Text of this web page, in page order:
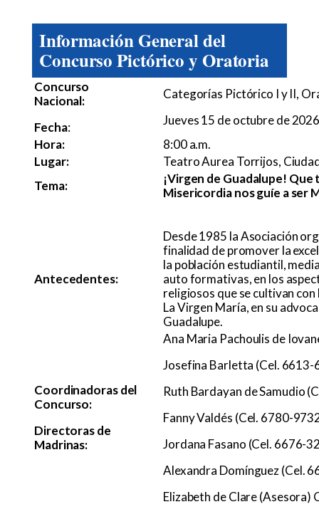
Información General del
Concurso Pictórico y Oratoria
Concurso
Nacional:
Fecha:
Categorías Pictórico I y II,
Jueves 15 de octubre de
Hora:
8:00 a.m.
Lugar:
Teatro Aurea Torrijos,
Tema:
¡Virgen de Guadalupe!
Misericordia nos guíe a ser
Antecedentes:
Desde 1985 la Asociación
finalidad de promover la
la población estudiantil,
auto formativas, en los
religiosos que se cultivan
La Virgen María, en su
Guadalupe.
Coordinadoras del
Concurso:
Directoras de
Madrinas:
Ana Maria Pachoulis de
Josefina Barletta (Cel. 6613-
Ruth Bardayan de Samudio
Fanny Valdés (Cel. 6780-
Jordana Fasano (Cel. 6676-
Alexandra Domínguez (Cel.
Elizabeth de Clare (Asesora)